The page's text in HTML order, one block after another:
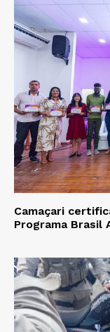
Camaçari
Programa Brasil